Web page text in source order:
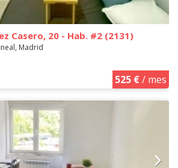
Casero, 20 - Hab. #2 (2131)
Madrid
525 €/ mes